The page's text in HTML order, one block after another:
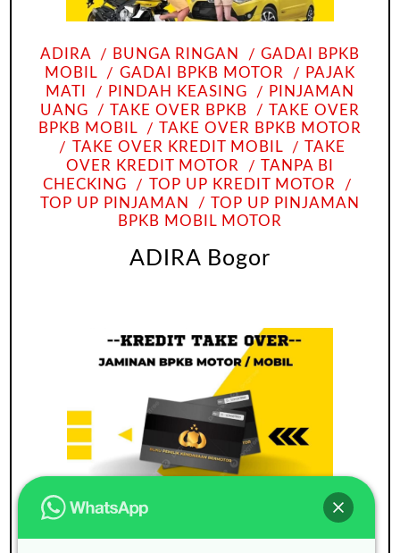
ADIRA BUNGA RINGAN
GADAI BPKB
MOBIL
GADAI BPKB MOTOR
PAJAK
MATI
PINDAH KEASING
PINJAMAN
UANG
TAKE OVER BPKB
TAKE OVER
BPKB MOBIL
TAKE OVER BPKB MOTOR
TAKE OVER KREDIT MOBIL
TAKE
OVER KREDIT MOTOR
TANPA BI
CHECKING
TOP UP KREDIT MOTOR
TOP UP PINJAMAN
TOP UP PINJAMAN
BPKB MOBIL MOTOR
ADIRA Bogor